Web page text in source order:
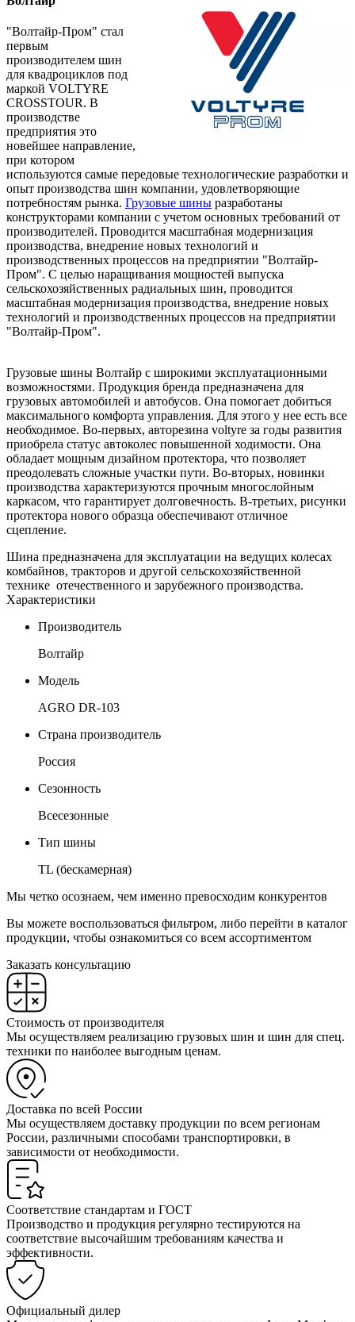
"Волтайр-Пром" стал
первым
производителем шин
для квадроциклов под
маркой VOLTYRE
CROSSTOUR. В
производстве
предприятия это
новейшее направление,
при котором
используются самые передовые технологические разработки и
опыт производства шин компании, удовлетворяющие
потребностям рынка. Грузовые шины разработаны
конструкторами компании с учетом основных требований от
производителей. Проводится масштабная модернизация
производства, внедрение новых технологий и
производственных процессов на предприятии "Волтайр-
Пром". С целью наращивания мощностей выпуска
сельскохозяйственных радиальных шин, проводится
масштабная модернизация производства, внедрение новых
технологий и производственных процессов на предприятии
"Волтайр-Пром".
Грузовые шины Волтайр с широкими эксплуатационными
возможностями. Продукция бренда предназначена для
грузовых автомобилей и автобусов. Она помогает добиться
максимального комфорта управления. Для этого у нее есть все
необходимое. Во-первых, авторезина voltyre за годы развития
приобрела статус автоколес повышенной ходимости. Она
обладает мощным дизайном протектора, что позволяет
преодолевать сложные участки пути. Во-вторых, новинки
производства характеризуются прочным многослойным
каркасом, что гарантирует долговечность. В-третьих, рисунки
протектора нового образца обеспечивают отличное
сцепление.
Шина предназначена для эксплуатации на ведущих колесах
комбайнов, тракторов и другой сельскохозяйственной
технике отечественного и зарубежного производства.
Характеристики
Производитель
Волтайр
Модель
AGRO DR-103
Страна производитель
Россия
Сезонность
Всесезонные
Тип шины
TL (бескамерная)
Мы четко осознаем, чем именно превосходим конкурентов
Вы можете воспользоваться фильтром, либо перейти в каталог
продукции, чтобы ознакомиться со всем ассортиментом
Заказать консультацию
Стоимость от производителя
Мы осуществляем реализацию грузовых шин и шин для спец.
техники по наиболее выгодным ценам.
Доставка по всей России
Мы осуществляем доставку продукции по всем регионам
России, различными способами транспортировки, в
зависимости от необходимости.
Соответствие стандартам и ГОСТ
Производство и продукция регулярно тестируются на
соответствие высочайшим требованиям качества и
эффективности.
Официальный дилер